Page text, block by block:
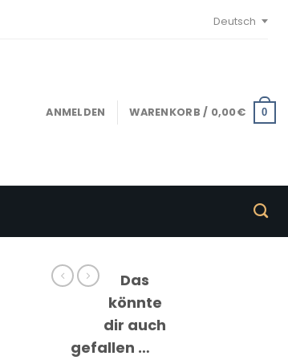
Deutsch
ANMELDEN WARENKORB / 0,00€ 0
Das
könnte
dir auch
gefallen …